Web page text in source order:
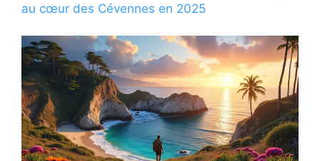
au cœur des Cévennes en 2025